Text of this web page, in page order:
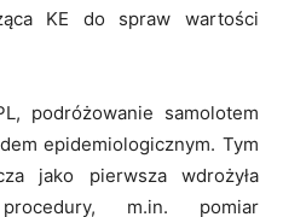
KE do spraw wartości
podróżowanie samolotem
epidemiologicznym. Tym
jako pierwsza wdrożyła
m.in. pomiar